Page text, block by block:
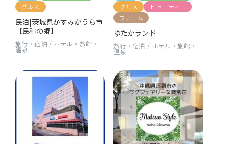
グルメ
民泊|茨城県かすみがうら市
【民和の郷】
旅行・宿泊 / ホテル・旅館・
温泉
グルメ
ビューティー
ファーム
ゆたかランド
旅行・宿泊 / ホテル・旅館・
温泉